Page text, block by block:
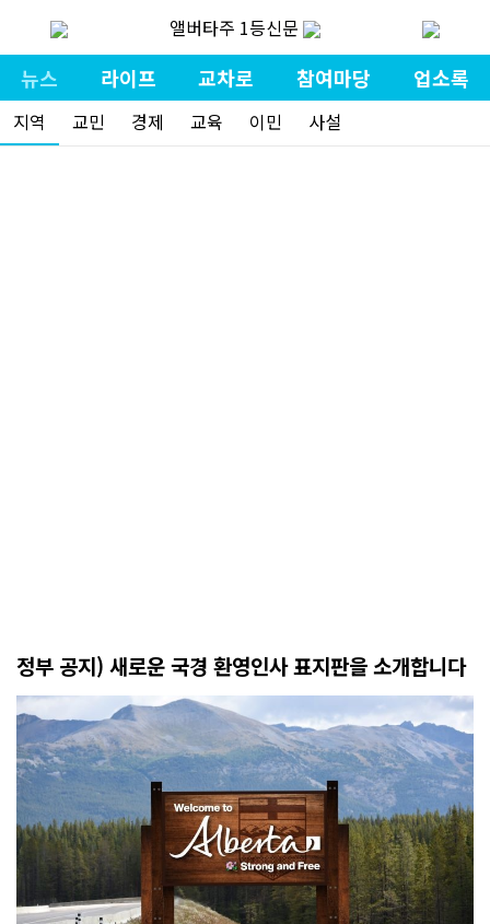
앨버타주 1등신문
뉴스 라이프 교차로 참여마당 업소록
지역 교민 경제 교육 이민 사설
정부 공지) 새로운 국경 환영인사 표지판을 소개합니다